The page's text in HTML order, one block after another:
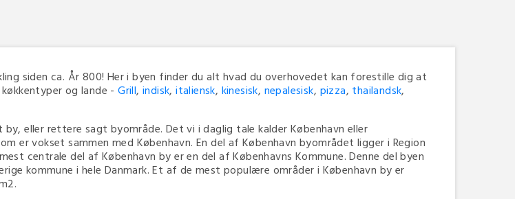
siden ca. År 800! Her i byen finder du alt hvad du overhovedet kan forestille dig at
og lande -Grill,indisk,italiensk, kinesisk, nepalesisk, pizza, thailandsk,
by, eller rettere sagt byområde. Det vi i daglig tale kalder København eller
er vokset sammen med København. En del af København byområdet ligger i Region
centrale del af København by er en del af Københavns Kommune. Denne del byen
kommune i hele Danmark. Et af de mest populære områder i København by er